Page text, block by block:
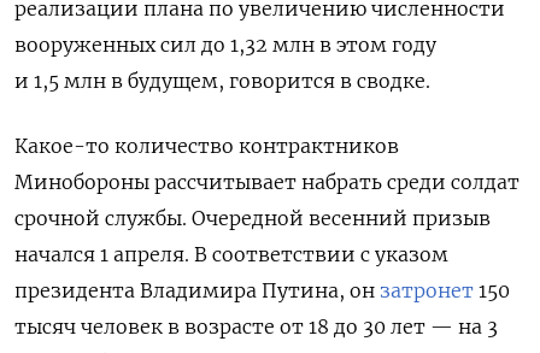
реализации плана по увеличению численности
вооруженных сил до 1,32 млн в этом году
и 1,5 млн в будущем, говорится в сводке.
Какое-то количество контрактников
Минобороны рассчитывает набрать среди солдат
срочной службы. Очередной весенний призыв
начался 1 апреля. В соответствии с указом
президента Владимира Путина, он затронет 150
тысяч человек в возрасте от 18 до 30 лет — на 3